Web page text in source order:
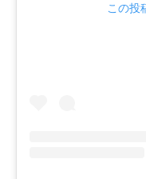
この投